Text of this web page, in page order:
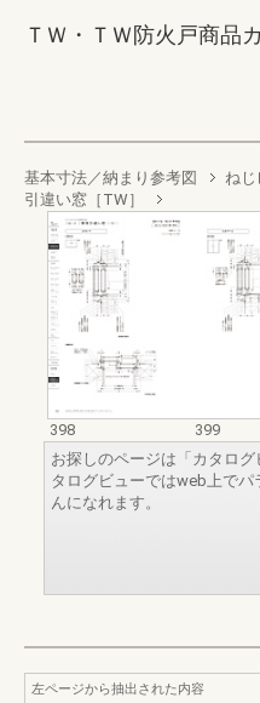
ＴＷ・ＴＷ防火戸商品
基本寸法／納まり参考図 ねじ
引違い窓［TW］
398
399
お探しのページは「カタロ
タログビューではweb上で
んになれます。
左ページから抽出された内容